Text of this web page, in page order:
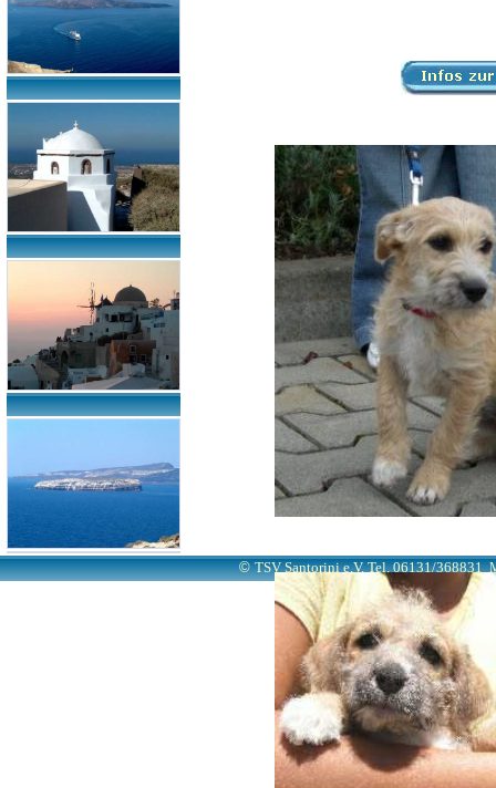
©TSV Santorini e.V. Tel. 06131/368831